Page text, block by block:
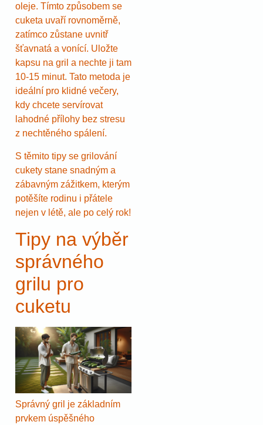
oleje. Tímto způsobem se
cuketa uvaří rovnoměrně,
zatímco zůstane uvnitř
šťavnatá a vonící. Uložte
kapsu na gril a nechte ji tam
10-15 minut. Tato metoda je
ideální pro klidné večery,
kdy chcete servírovat
lahodné přílohy bez stresu
z nechtěného spálení.
S těmito tipy se grilování
cukety stane snadným a
zábavným zážitkem, kterým
potěšíte rodinu i přátele
nejen v létě, ale po celý rok!
Tipy na výběr
správného
grilu pro
cuketu
Správný gril je základním
prvkem úspěšného